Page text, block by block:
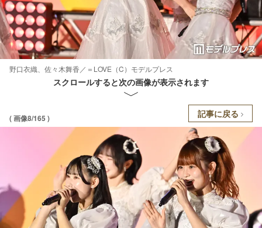
野口衣織、佐々木舞香／＝LOVE（C）モデルプレス
スクロールすると次の画像が表示されます
( 画像8/165 ) 記事に戻る